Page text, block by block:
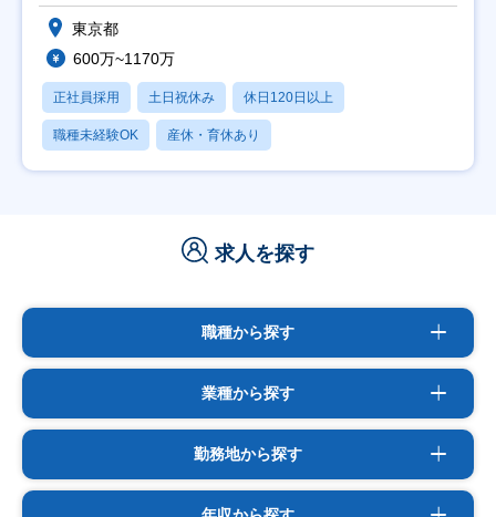
東京都
600万~1170万
正社員採用 土日祝休み 休日120日以上
職種未経験OK 産休・育休あり
求人を探す
職種から探す
業種から探す
勤務地から探す